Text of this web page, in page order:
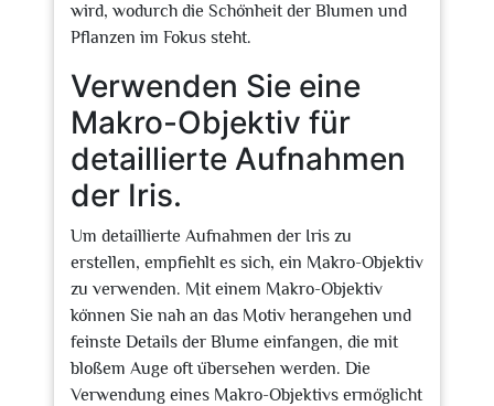
wird, wodurch die Schönheit der Blumen und
Pflanzen im Fokus steht.
Verwenden Sie eine
Makro-Objektiv für
detaillierte Aufnahmen
der Iris.
Um detaillierte Aufnahmen der Iris zu
erstellen, empfiehlt es sich, ein Makro-Objektiv
zu verwenden. Mit einem Makro-Objektiv
können Sie nah an das Motiv herangehen und
feinste Details der Blume einfangen, die mit
bloßem Auge oft übersehen werden. Die
Verwendung eines Makro-Objektivs ermöglicht